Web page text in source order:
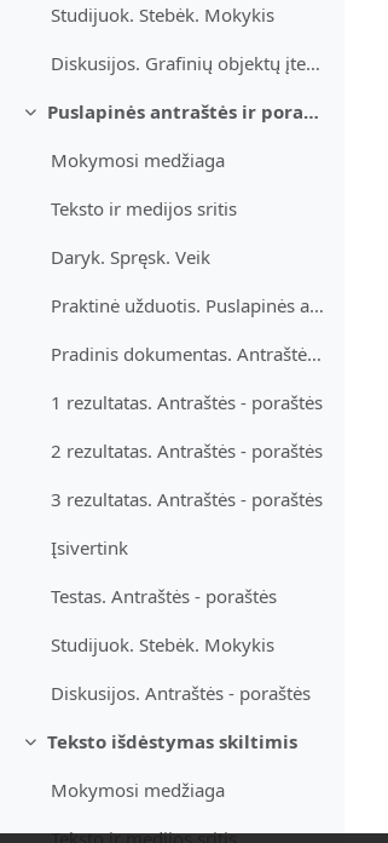
Studijuok. Stebėk. Mokykis
Diskusijos. Grafinių objektų įterpimas
Minimalizuj
Puslapinės antraštės ir poraštės
Mokymosi medžiaga
Teksto ir medijos sritis
Daryk. Spręsk. Veik
Praktinė užduotis. Puslapinės antraštės ir poraštės
Pradinis dokumentas. Antraštės - poraštės
1 rezultatas. Antraštės - poraštės
2 rezultatas. Antraštės - poraštės
3 rezultatas. Antraštės - poraštės
Įsivertink
Testas. Antraštės - poraštės
Studijuok. Stebėk. Mokykis
Diskusijos. Antraštės - poraštės
Minimalizuj
Teksto išdėstymas skiltimis
Mokymosi medžiaga